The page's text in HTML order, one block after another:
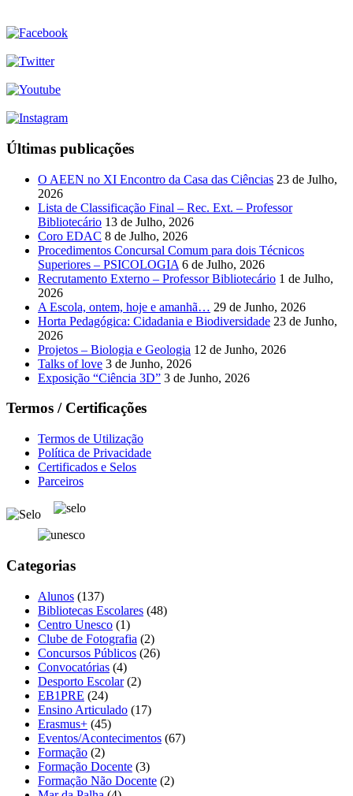
Últimas publicações
O AEEN no XI Encontro da Casa das Ciências 23 de Julho,
2026
Lista de Classificação Final – Rec. Ext. – Professor
Bibliotecário 13 de Julho, 2026
Coro EDAC 8 de Julho, 2026
Procedimentos Concursal Comum para dois Técnicos
Superiores – PSICOLOGIA 6 de Julho, 2026
Recrutamento Externo – Professor Bibliotecário 1 de Julho,
2026
A Escola, ontem, hoje e amanhã… 29 de Junho, 2026
Horta Pedagógica: Cidadania e Biodiversidade 23 de Junho,
2026
Projetos – Biologia e Geologia 12 de Junho, 2026
Talks of love 3 de Junho, 2026
Exposição “Ciência 3D” 3 de Junho, 2026
Termos / Certificações
Termos de Utilização
Política de Privacidade
Certificados e Selos
Parceiros
Categorias
Alunos (137)
Bibliotecas Escolares (48)
Centro Unesco (1)
Clube de Fotografia (2)
Concursos Públicos (26)
Convocatórias (4)
Desporto Escolar(2)
EB1PRE (24)
Ensino Articulado (17)
Erasmus+ (45)
Eventos/Acontecimentos (67)
Formação (2)
Formação Docente (3)
Formação Não Docente (2)